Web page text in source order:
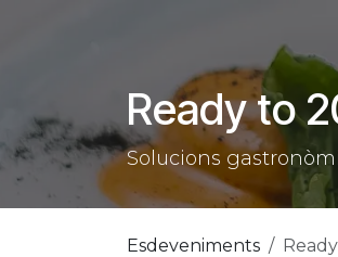
Ready to
Solucions
Esdeveniments